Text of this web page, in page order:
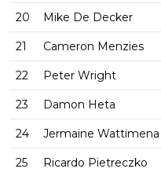
20 Mike De Decker
21 Cameron Menzies
22 Peter Wright
23 Damon Heta
24 Jermaine Wattimena
25 Ricardo Pietreczko